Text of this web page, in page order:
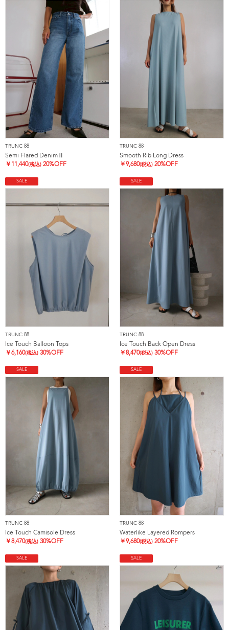
TRUNC 88
Semi Flared DenimⅡ
￥ 11,440(税込) 20%OFF
TRUNC 88
Smooth Rib Long Dress
￥9,680(税込) 20%OFF
SALE
TRUNC 88
Ice Touch Balloon Tops
￥6,160(税込) 30%OFF
SALE
TRUNC 88
Ice Touch Back Open Dress
￥8,470(税込) 30%OFF
SALE
TRUNC 88
Ice Touch Camisole Dress
￥8,470(税込) 30%OFF
SALE
TRUNC 88
Waterlike Layered Rompers
￥9,680(税込) 20%OFF
SALE SALE